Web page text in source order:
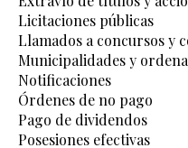
Licitaciones públicas
Llamados a concursos y
Municipalidades y
Notificaciones
Órdenes de no pago
Pago de dividendos
Posesiones efectivas